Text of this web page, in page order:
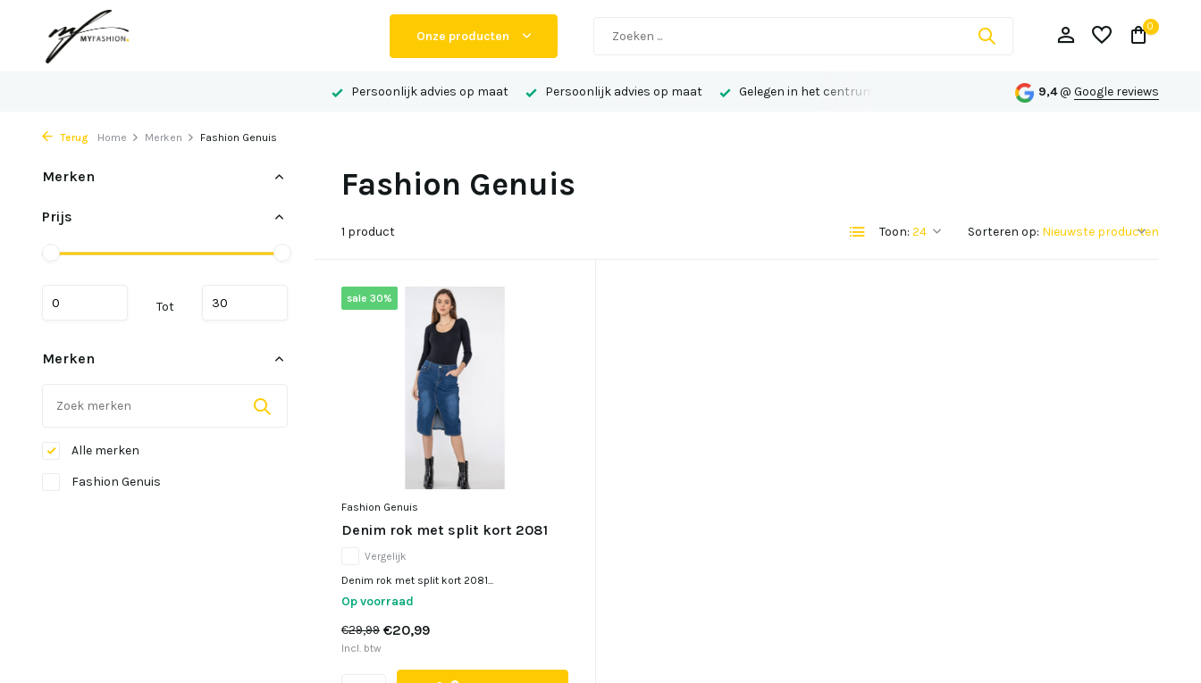
Onze producten
0
Persoonlijk advies op maat Persoonlijk advies op maat Gelegen in het centrum van Echt Persoonlijk advies op maat
9,4@ Google reviews
Terug Home Merken Fashion Genuis
Merken
Prijs
Tot
Merken
Alle merken
Fashion Genuis
Fashion Genuis
1 product Toon: Sorteren op:
sale 30%
Fashion Genuis
Denim rok met split kort 2081
Vergelijk
Denim rok met split kort 2081...
Op voorraad
€29,99 €20,99
Incl. btw